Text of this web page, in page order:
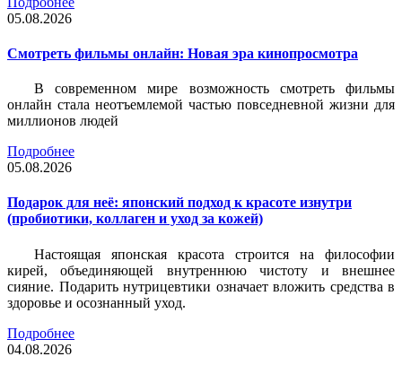
05.08.2026
Смотреть фильмы онлайн: Новая эра кинопросмотра
В современном мире возможность смотреть фильмы
онлайн стала неотъемлемой частью повседневной жизни для
миллионов людей
Подробнее
05.08.2026
Подарок для неё: японский подход к красоте изнутри
(пробиотики, коллаген и уход за кожей)
Настоящая японская красота строится на философии
кирей, объединяющей внутреннюю чистоту и внешнее
сияние. Подарить нутрицевтики означает вложить средства в
здоровье и осознанный уход.
Подробнее
04.08.2026